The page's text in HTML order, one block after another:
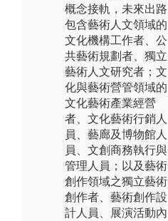
概念接軌，未來出路
包含藝術人文領域的
文化機構工作者、公
共藝術規劃者、獨立
藝術人文研究者；文
化與藝術營管領域的
文化藝術產業經營
者、文化藝術行銷人
員、藝廊及博物館人
員、文創商務執行與
管理人員；以及藝術
創作領域之獨立藝術
創作者、藝術創作設
計人員、展演活動內